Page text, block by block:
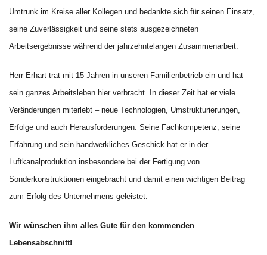
Umtrunk im Kreise aller Kollegen und bedankte sich für seinen Einsatz,
seine Zuverlässigkeit und seine stets ausgezeichneten
Arbeitsergebnisse während der jahrzehntelangen Zusammenarbeit.
Herr Erhart trat mit 15 Jahren in unseren Familienbetrieb ein und hat
sein ganzes Arbeitsleben hier verbracht. In dieser Zeit hat er viele
Veränderungen miterlebt – neue Technologien, Umstrukturierungen,
Erfolge und auch Herausforderungen. Seine Fachkompetenz, seine
Erfahrung und sein handwerkliches Geschick hat er in der
Luftkanalproduktion insbesondere bei der Fertigung von
Sonderkonstruktionen eingebracht und damit einen wichtigen Beitrag
zum Erfolg des Unternehmens geleistet.
Wir wünschen ihm alles Gute für den kommenden
Lebensabschnitt!